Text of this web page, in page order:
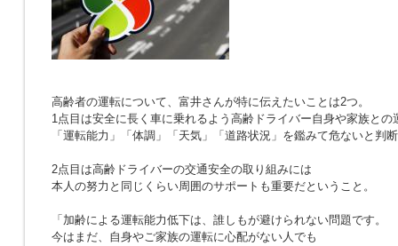
高齢者の運転について、富井さんが特に伝えたいことは2つ。
1点目は安全に長く車に乗れるよう高齢ドライバー自身や家族との
「運転能力」「体調」「天気」「道路状況」を鑑みて危ないと判
2点目は高齢ドライバーの交通安全の取り組みには
本人の努力と同じくらい周囲のサポートも重要だということ。
「加齢による運転能力低下は、誰しもが避けられない問題です。
今はまだ、自身やご家族の運転に心配がない人でも